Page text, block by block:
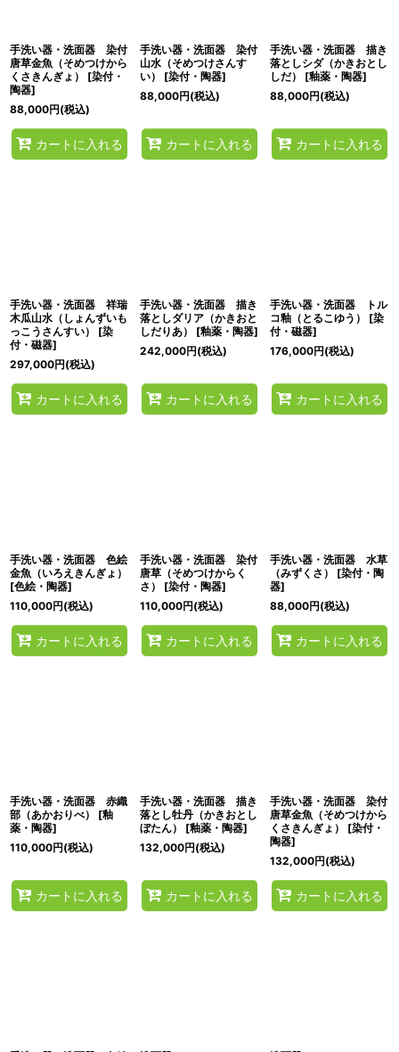
手洗い器・洗面器 染付
唐草金魚（そめつけから
くさきんぎょ）
[染付・
陶器]
88,000円(税込)
カートに入れる
手洗い器・洗面器 染付
山水（そめつけさんす
い）
[染付・陶器]
88,000円(税込)
カートに入れる
手洗い器・洗面器 描き
落としシダ（かきおとし
しだ）
[釉薬・陶器]
88,000円(税込)
カートに入れる
手洗い器・洗面器 祥瑞
木瓜山水（しょんずいも
っこうさんすい）
[染
付・磁器]
297,000円(税込)
カートに入れる
手洗い器・洗面器 描き
落としダリア（かきおと
しだりあ）
[釉薬・陶器]
242,000円(税込)
カートに入れる
手洗い器・洗面器 トル
コ釉（とるこゆう）
[染
付・磁器]
176,000円(税込)
カートに入れる
手洗い器・洗面器 色絵
金魚（いろえきんぎょ）
[色絵・陶器]
110,000円(税込)
カートに入れる
手洗い器・洗面器 染付
唐草（そめつけからく
さ）
[染付・陶器]
110,000円(税込)
カートに入れる
手洗い器・洗面器 水草
（みずくさ）
[染付・陶
器]
88,000円(税込)
カートに入れる
手洗い器・洗面器 赤織
部（あかおりべ）
[釉
薬・陶器]
110,000円(税込)
カートに入れる
手洗い器・洗面器 描き
落とし牡丹（かきおとし
ぼたん）
[釉薬・陶器]
132,000円(税込)
カートに入れる
手洗い器・洗面器 染付
唐草金魚（そめつけから
くさきんぎょ）
[染付・
陶器]
132,000円(税込)
カートに入れる